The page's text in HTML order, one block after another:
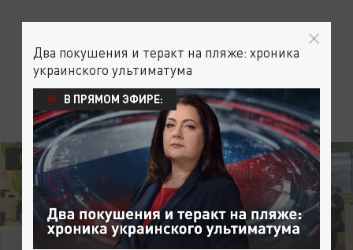
ОБЩЕСТВО СБЕРБАНК РОССИИ
Два покушения и теракт на пляже: хроника
украинского ультиматума
В ПРЯМОМ ЭФИРЕ: